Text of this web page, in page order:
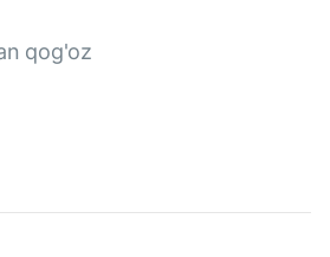
qog'oz